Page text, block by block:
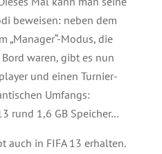
beweisen: neben dem
„Manager“-Modus, die
waren, gibt es nun
und einen Turnier-
Umfangs:
rund 1,6 GB Speicher…
auch in FIFA 13 erhalten.